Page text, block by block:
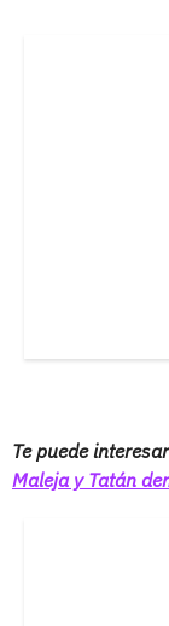
Te puede
Maleja y Tatán